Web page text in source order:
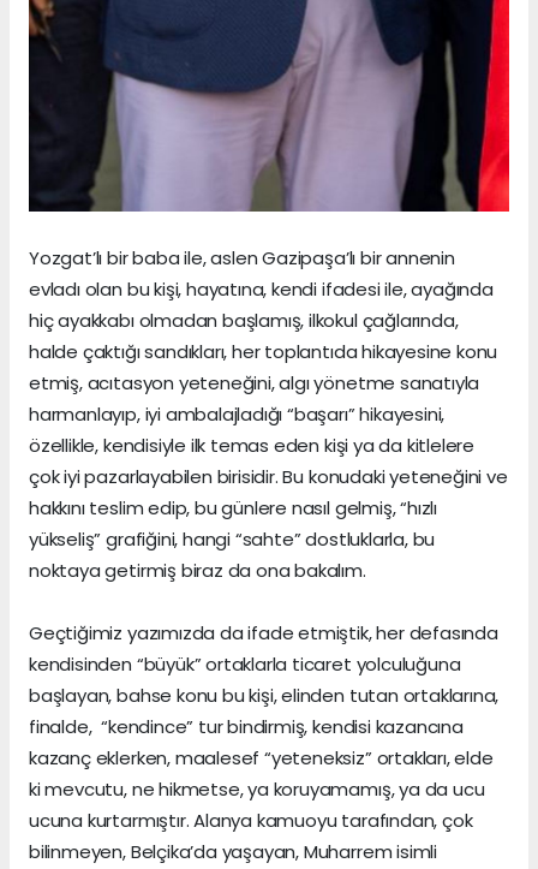
Yozgat’lı bir baba ile, aslen Gazipaşa’lı bir annenin
evladı olan bu kişi, hayatına, kendi ifadesi ile, ayağında
hiç ayakkabı olmadan başlamış, ilkokul çağlarında,
halde çaktığı sandıkları, her toplantıda hikayesine konu
etmiş, acıtasyon yeteneğini, algı yönetme sanatıyla
harmanlayıp, iyi ambalajladığı “başarı” hikayesini,
özellikle, kendisiyle ilk temas eden kişi ya da kitlelere
çok iyi pazarlayabilen birisidir. Bu konudaki yeteneğini ve
hakkını teslim edip, bu günlere nasıl gelmiş, “hızlı
yükseliş” grafiğini, hangi “sahte” dostluklarla, bu
noktaya getirmiş biraz da ona bakalım.
Geçtiğimiz yazımızda da ifade etmiştik, her defasında
kendisinden “büyük” ortaklarla ticaret yolculuğuna
başlayan, bahse konu bu kişi, elinden tutan ortaklarına,
finalde, “kendince” tur bindirmiş, kendisi kazancına
kazanç eklerken, maalesef “yeteneksiz” ortakları, elde
ki mevcutu, ne hikmetse, ya koruyamamış, ya da ucu
ucuna kurtarmıştır. Alanya kamuoyu tarafından, çok
bilinmeyen, Belçika’da yaşayan, Muharrem isimli